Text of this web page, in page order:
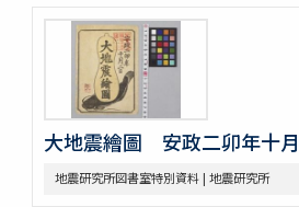
大地震繪圖 安政二卯年十
地震研究所図書室特別資料 | 地震研究所